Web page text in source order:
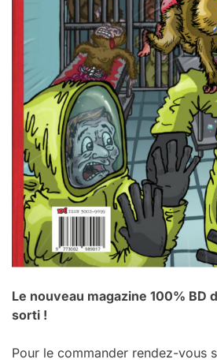
Le nouveau magazine 100% BD
sorti !
Pour le commander rendez-vous